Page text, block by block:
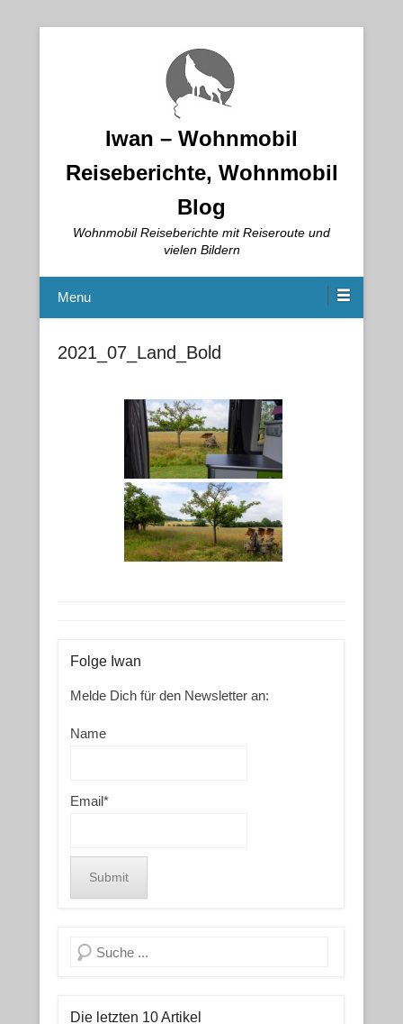
Iwan – Wohnmobil
Reiseberichte, Wohnmobil
Blog
Wohnmobil Reiseberichte mit Reiseroute und
vielen Bildern
Menu
2021_07_Land_Bold
Folge Iwan
Melde Dich für den Newsletter an:
Name
Email*
Search
Die letzten 10 Artikel